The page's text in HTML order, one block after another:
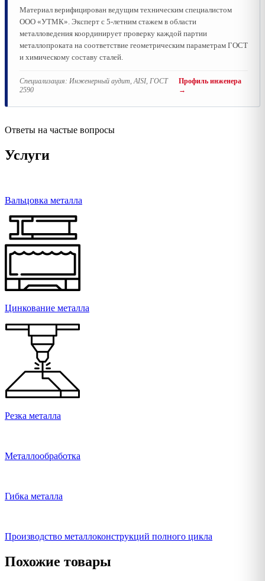
Материал верифицирован ведущим техническим специалистом
ООО «УТМК». Эксперт с 5-летним стажем в области
металловедения координирует проверку каждой партии
металлопроката на соответствие геометрическим параметрам ГОСТ
и химическому составу сталей.
Специализация: Инженерный аудит, AISI, ГОСТ
2590
Профиль инженера
→
Ответы на частые вопросы
Услуги
Вальцовка металла
Цинкование металла
Резка металла
Металлообработка
Гибка металла
Производство металлоконструкций полного цикла
Похожие товары